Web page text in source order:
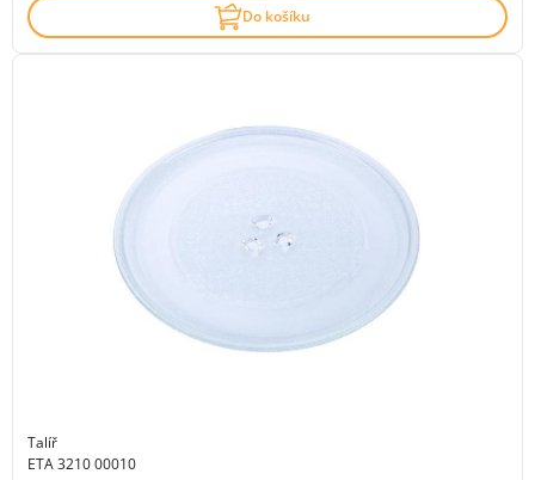
Do košíku
Talíř
ETA 3210 00010